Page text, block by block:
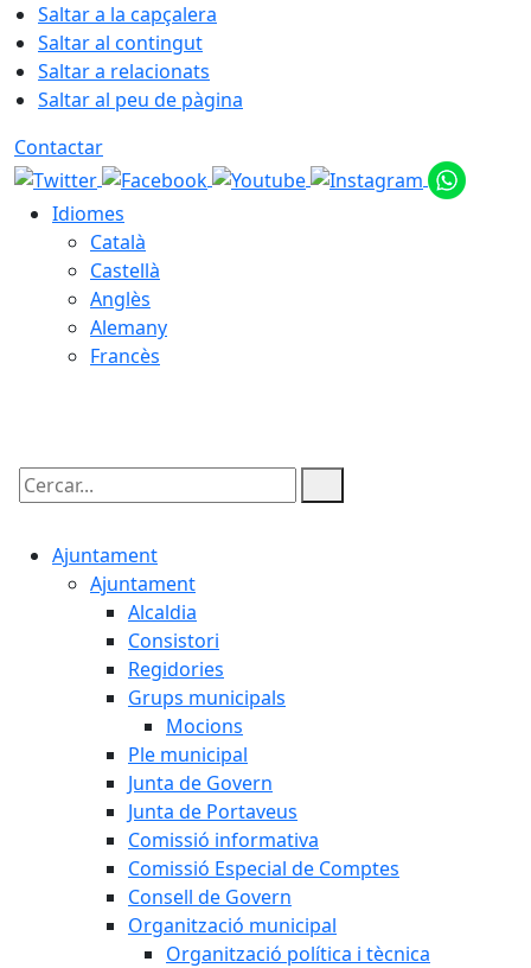
Saltar a la capçalera
Saltar al contingut
Saltar a relacionats
Saltar al peu de pàgina
Contactar
Idiomes
Català
Castellà
Anglès
Alemany
Francès
Cercar:
Ajuntament
Ajuntament
Alcaldia
Consistori
Regidories
Grups municipals
Mocions
Ple municipal
Junta de Govern
Junta de Portaveus
Comissió informativa
Comissió Especial de Comptes
Consell de Govern
Organització municipal
Organització política i tècnica